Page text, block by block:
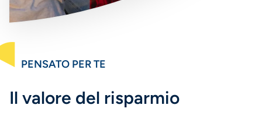
PENSATO PER TE
Il valore del risparmio